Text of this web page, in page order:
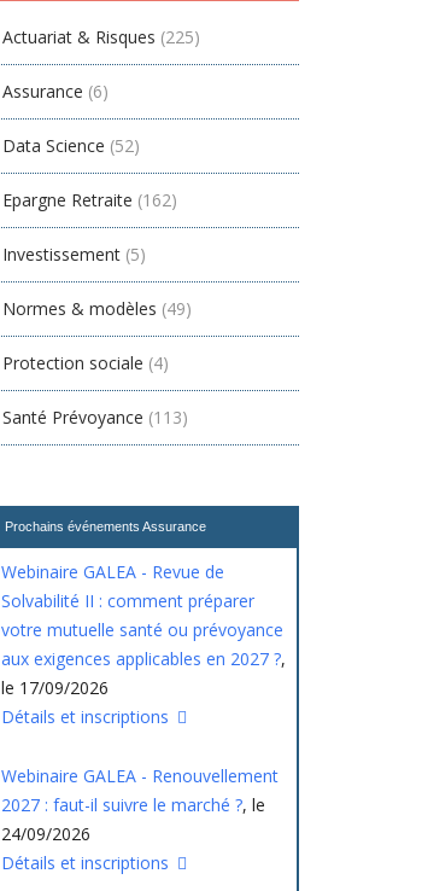
Actuariat & Risques (225)
Assurance (6)
Data Science (52)
Epargne Retraite (162)
Investissement (5)
Normes & modèles (49)
Protection sociale (4)
Santé Prévoyance (113)
Prochains événements Assurance
Webinaire GALEA - Revue de
Solvabilité II : comment préparer
votre mutuelle santé ou prévoyance
aux exigences applicables en 2027 ?,
le 17/09/2026
Détails et inscriptions
Webinaire GALEA - Renouvellement
2027 : faut-il suivre le marché ?, le
24/09/2026
Détails et inscriptions